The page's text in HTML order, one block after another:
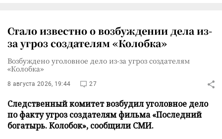
Стало известно о возбуждении дела из-
за угроз создателям «Колобка»
Возбуждено уголовное дело из-за угроз создателям
«Колобка»
8 августа 2026, 19:44 27
Следственный комитет возбудил уголовное дело
по факту угроз создателям фильма «Последний
богатырь. Колобок», сообщили СМИ.